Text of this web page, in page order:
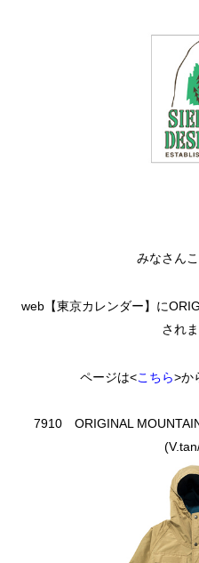
みなさん
web【東京カレンダー】に
され
ページは<こちら>か
7910 ORIGINAL